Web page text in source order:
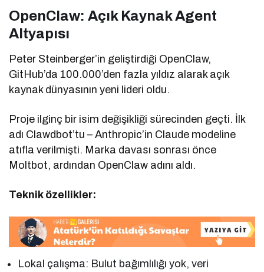
OpenClaw: Açık Kaynak Agent
Altyapısı
Peter Steinberger’in geliştirdiği OpenClaw,
GitHub’da 100.000’den fazla yıldız alarak açık
kaynak dünyasının yeni lideri oldu.
Proje ilginç bir isim değişikliği sürecinden geçti. İlk
adı Clawdbot’tu – Anthropic’in Claude modeline
atıfla verilmişti. Marka davası sonrası önce
Moltbot, ardından OpenClaw adını aldı.
Teknik özellikler:
Lokal çalışma: Bulut bağımlılığı yok, veri